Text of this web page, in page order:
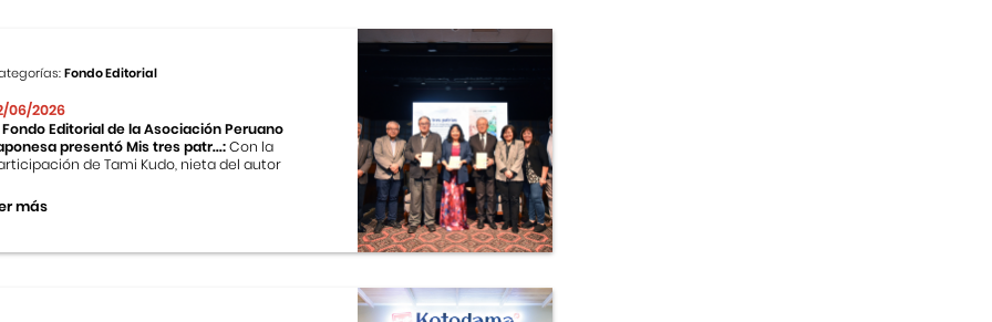
Fondo Editorial
06/2026
Fondo Editorial de la Asociación Peruano
presentó Mis tres patr...:Con la
de Tami Kudo, nieta del autor
más